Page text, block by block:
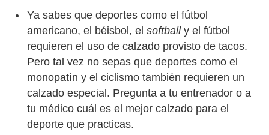
Ya sabes que deportes como el fútbol
americano, el béisbol, el softbally el fútbol
requieren el uso de calzado provisto de tacos.
Pero tal vez no sepas que deportes como el
monopatín y el ciclismo también requieren un
calzado especial. Pregunta a tu entrenador o a
tu médico cuál es el mejor calzado para el
deporte que practicas.